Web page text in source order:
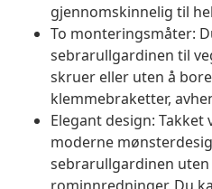
gjennomskinnelig til
To monteringsmåter:
sebrarullgardinen til
skruer eller uten å
klemmebraketter,
Elegant design:
moderne
sebrarullgardinen